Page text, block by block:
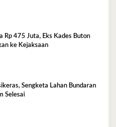
Rp 475 Juta, Eks Kades Buton
ke Kejaksaan
Sengketa Lahan Bundaran
Selesai